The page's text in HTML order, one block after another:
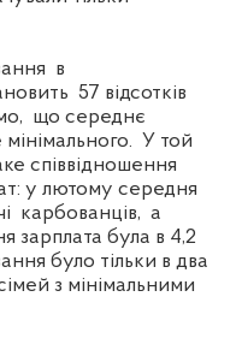
в
57 відсотків
що середнє
У той
співвідношення
у лютому середня
карбованців, а
зарплата була в 4,2
було тільки в два
з мінімальними